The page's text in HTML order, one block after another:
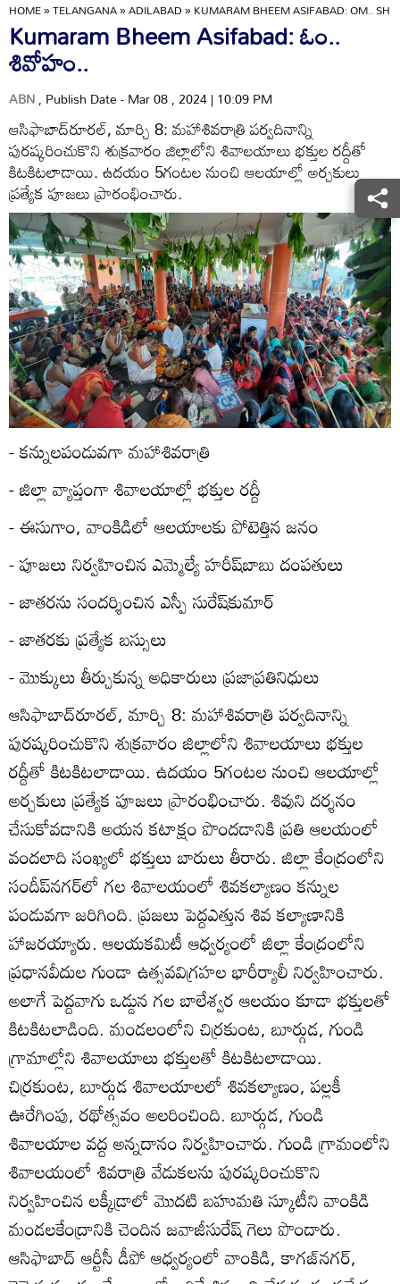
HOME»TELANGANA»ADILABAD»KUMARAM BHEEM ASIFABAD: OM..
Kumaram Bheem Asifabad: ఓం..
శివోహం..
ABN, Publish Date - Mar 08 , 2024 | 10:09 PM
ఆసిఫాబాద్‌రూరల్‌, మార్చి 8: మహాశివరాత్రి పర్వదినాన్ని
పురష్కరించుకొని శుక్రవారం జిల్లాలోని శివాలయాలు భక్తుల రద్దీతో
కిటకిటలాడాయి. ఉదయం 5గంటల నుంచి ఆలయాల్లో అర్చకులు
ప్రత్యేక పూజలు ప్రారంభించారు.
- కన్నులపండువగా మహాశివరాత్రి
- జిల్లా వ్యాప్తంగా శివాలయాల్లో భక్తుల రద్దీ
- ఈసుగాం, వాంకిడిలో ఆలయాలకు పోటెత్తిన జనం
- పూజలు నిర్వహించిన ఎమ్మెల్యే హరీష్‌బాబు దంపతులు
- జాతరను సందర్శించిన ఎస్పీ సురేష్‌కుమార్‌
- జాతరకు ప్రత్యేక బస్సులు
- మొక్కులు తీర్చుకున్న అధికారులు ప్రజాప్రతినిధులు
ఆసిఫాబాద్‌రూరల్‌, మార్చి 8: మహాశివరాత్రి పర్వదినాన్ని
పురష్కరించుకొని శుక్రవారం జిల్లాలోని శివాలయాలు భక్తుల
రద్దీతో కిటకిటలాడాయి. ఉదయం 5గంటల నుంచి ఆలయాల్లో
అర్చకులు ప్రత్యేక పూజలు ప్రారంభించారు. శివుని దర్శనం
చేసుకోవడానికి అయన కటాక్షం పొందడానికి ప్రతి ఆలయంలో
వందలాది సంఖ్యలో భక్తులు బారులు తీరారు. జిల్లా కేంద్రంలోని
సందీప్‌నగర్‌లో గల శివాలయంలో శివకల్యాణం కన్నుల
పండువగా జరిగింది. ప్రజలు పెద్దఎత్తున శివ కల్యాణానికి
హాజరయ్యారు. ఆలయకమిటీ ఆధ్వర్యంలో జిల్లా కేంద్రంలోని
ప్రధానవీదుల గుండా ఉత్సవవిగ్రహల భారీర్యాలీ నిర్వహించారు.
అలాగే పెద్దవాగు ఒడ్డున గల బాలేశ్వర ఆలయం కూడా భక్తులతో
కిటకిటలాడింది. మండలంలోని చిర్రకుంట, బూర్గుడ, గుండి
గ్రామాల్లోని శివాలయాలు భక్తులతో కిటకిటలాడాయి.
చిర్రకుంట, బూర్గుడ శివాలయాలలో శివకల్యాణం, పల్లకీ
ఊరేగింపు, రథోత్సవం అలరించింది. బూర్గుడ, గుండి
శివాలయాల వద్ద అన్నదానం నిర్వహించారు. గుండి గ్రామంలోని
శివాలయంలో శివరాత్రి వేడుకలను పురష్కరించుకొని
నిర్వహించిన లక్కీడ్రాలో మొదటి బహుమతి స్కూటీని వాంకిడి
మండలకేంద్రానికి చెందిన జవాజీసురేష్‌ గెలు పొందారు.
ఆసిఫాబాద్‌ ఆర్టీసీ డీపో ఆధ్వర్యంలో వాంకిడి, కాగజ్‌నగర్‌,